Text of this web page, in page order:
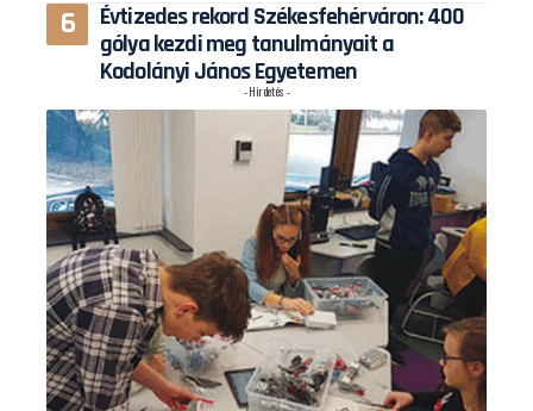
Évtizedes rekord Székesfehérváron: 400
gólya kezdi meg tanulmányait a
Kodolányi János Egyetemen
- Hirdetés -